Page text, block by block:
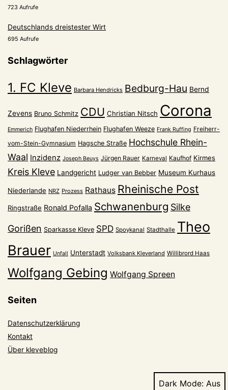
723 Aufrufe
Deutschlands dreistester Wirt
695 Aufrufe
Schlagwörter
1. FC Kleve Barbara Hendricks Bedburg-Hau Bernd
Zevens Bruno Schmitz CDU Christian Nitsch Corona
Emmerich Flughafen Niederrhein Flughafen Weeze Frank Ruffing Freiherr-
vom-Stein-Gymnasium Hagsche Straße Hochschule Rhein-
Waal Inzidenz Joseph Beuys Jürgen Rauer Karneval Kaufhof Kirmes
Kreis Kleve Landgericht Ludger van Bebber Museum Kurhaus
Niederlande NRZ Prozess Rathaus Rheinische Post
Ringstraße Ronald Pofalla Schwanenburg Silke
Gorißen Sparkasse Kleve SPD Spoykanal Stadthalle Theo
Brauer Unfall Unterstadt Volksbank Kleverland Willibrord Haas
Wolfgang Gebing Wolfgang Spreen
Seiten
Datenschutzerklärung
Kontakt
Über kleveblog
Dark Mode: